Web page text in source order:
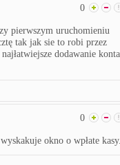
0
pierwszym uruchomieniu
tak jak sie to robi przez
dodawanie konta
0
okno o wpłate